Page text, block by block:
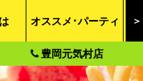
オススメ･パーティ ＞
豊岡元気村店